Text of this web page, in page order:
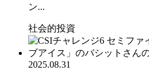
ン...
社会的投資
2025.08.31